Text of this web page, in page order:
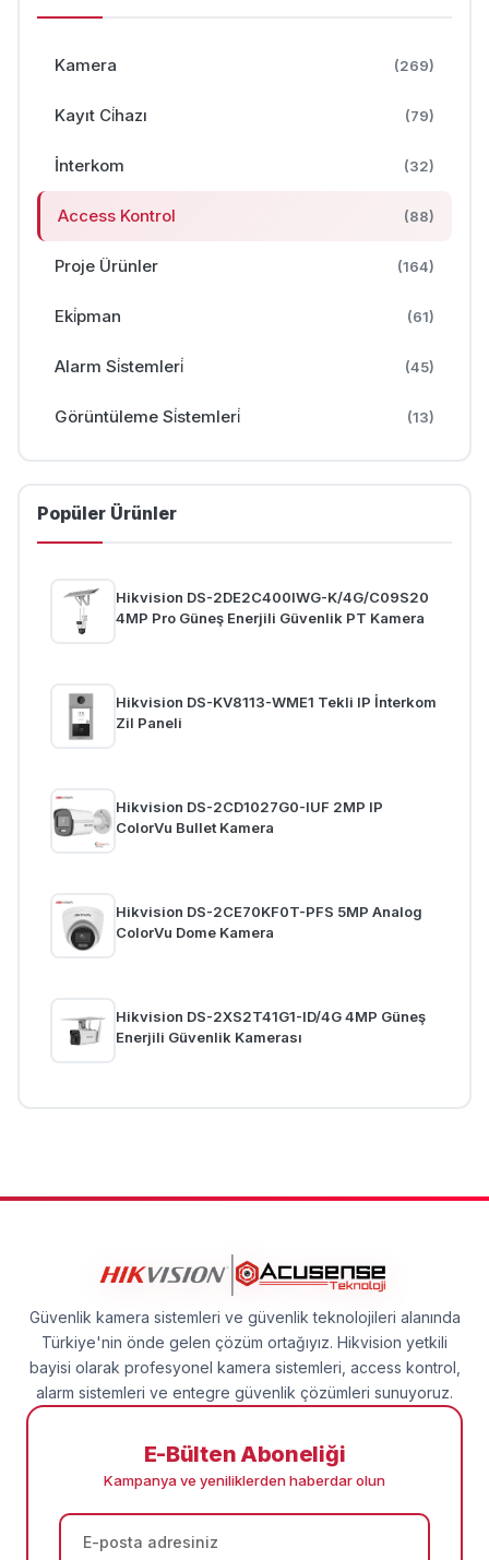
Kamera (269)
Kayıt Ci̇hazı (79)
İnterkom (32)
Access Kontrol (88)
Proje Ürünler (164)
Eki̇pman (61)
Alarm Si̇stemleri̇ (45)
Görüntüleme Si̇stemleri̇ (13)
Popüler Ürünler
Hikvision DS-2DE2C400IWG-K/4G/C09S20
4MP Pro Güneş Enerjili Güvenlik PT Kamera
Hikvision DS-KV8113-WME1 Tekli IP İnterkom
Zil Paneli
Hikvision DS-2CD1027G0-IUF 2MP IP
ColorVu Bullet Kamera
Hikvision DS-2CE70KF0T-PFS 5MP Analog
ColorVu Dome Kamera
Hikvision DS-2XS2T41G1-ID/4G 4MP Güneş
Enerjili Güvenlik Kamerası
Güvenlik kamera sistemleri ve güvenlik teknolojileri alanında
Türkiye'nin önde gelen çözüm ortağıyız. Hikvision yetkili
bayisi olarak profesyonel kamera sistemleri, access kontrol,
alarm sistemleri ve entegre güvenlik çözümleri sunuyoruz.
E-Bülten Aboneliği
Kampanya ve yeniliklerden haberdar olun